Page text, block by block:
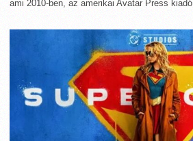
ami 2010-ben, az amerikai Avatar Press